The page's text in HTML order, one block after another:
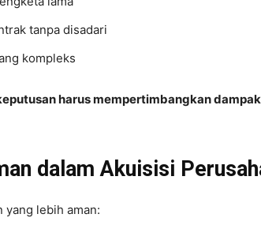
tanpa disadari
kompleks
harus mempertimbangkan
dalam Akuisisi
yang lebih aman: